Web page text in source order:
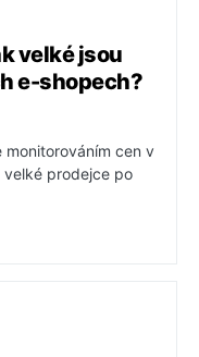
velké jsou
e-shopech?
monitorováním cen v
prodejce po